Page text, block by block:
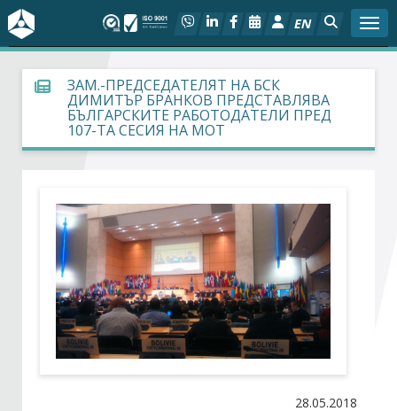
EN
За БСК
На фокус
Актуално
Социален диалог
Дейности
Арбитражен съд
Проекти
ЗАМ.-ПРЕДСЕДАТЕЛЯТ НА БСК
ДИМИТЪР БРАНКОВ ПРЕДСТАВЛЯВА
БЪЛГАРСКИТЕ РАБОТОДАТЕЛИ ПРЕД
107-ТА СЕСИЯ НА МОТ
28.05.2018